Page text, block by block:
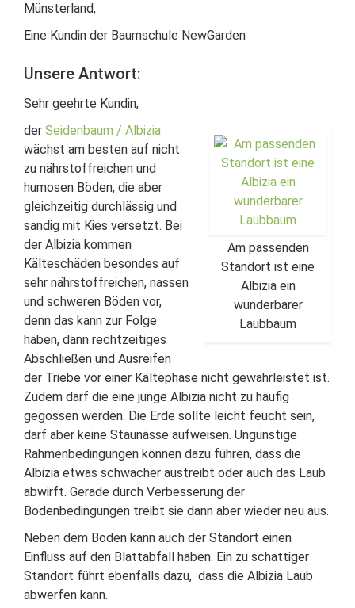
Münsterland,
Eine Kundin der Baumschule NewGarden
Unsere Antwort:
Sehr geehrte Kundin,
Am passenden
Standort ist eine
Albizia ein
wunderbarer
Laubbaum
der Seidenbaum / Albizia
wächst am besten auf nicht
zu nährstoffreichen und
humosen Böden, die aber
gleichzeitig durchlässig und
sandig mit Kies versetzt. Bei
der Albizia kommen
Kälteschäden besondes auf
sehr nährstoffreichen, nassen
und schweren Böden vor,
denn das kann zur Folge
haben, dann rechtzeitiges
Abschließen und Ausreifen
der Triebe vor einer Kältephase nicht gewährleistet ist.
Zudem darf die eine junge Albizia nicht zu häufig
gegossen werden. Die Erde sollte leicht feucht sein,
darf aber keine Staunässe aufweisen. Ungünstige
Rahmenbedingungen können dazu führen, dass die
Albizia etwas schwächer austreibt oder auch das Laub
abwirft. Gerade durch Verbesserung der
Bodenbedingungen treibt sie dann aber wieder neu aus.
Neben dem Boden kann auch der Standort einen
Einfluss auf den Blattabfall haben: Ein zu schattiger
Standort führt ebenfalls dazu, dass die Albizia Laub
abwerfen kann.